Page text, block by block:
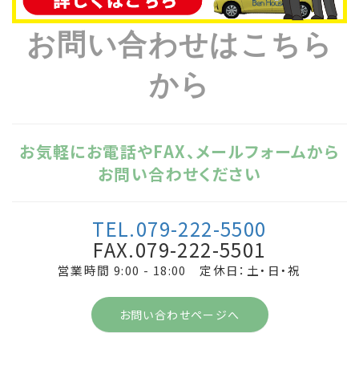
お問い合わせはこちら
から
お気軽にお電話やFAX、メールフォームから
お問い合わせください
TEL.079-222-5500
FAX.079-222-5501
営業時間 9:00 - 18:00 定休日：土・日・祝
お問い合わせページへ